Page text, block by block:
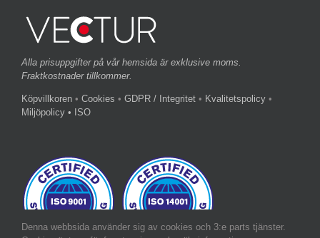
Alla prisuppgifter på vår hemsida är exklusive moms.
Fraktkostnader tillkommer.
Köpvillkoren • Cookies • GDPR / Integritet • Kvalitetspolicy •
Miljöpolicy • ISO
Denna webbsida använder sig av cookies och 3:e parts tjänster.